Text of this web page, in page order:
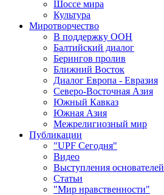
Шоссе мира
Культура
Миротворчество
В поддержку ООН
Балтийский диалог
Берингов пролив
Ближний Восток
Диалог Европа - Евразия
Северо-Восточная Азия
Южный Кавказ
Южная Азия
Межрелигиозный мир
Публикации
"UPF Сегодня"
Видео
Выступления основателей
Статьи
"Мир нравственности"